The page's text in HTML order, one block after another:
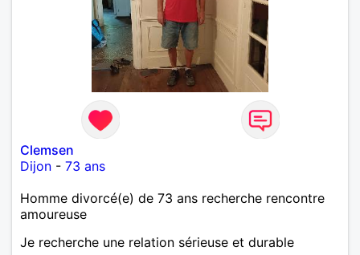
Clemsen
Dijon - 73 ans
Homme divorcé(e) de 73 ans recherche rencontre
amoureuse
Je recherche une relation sérieuse et durable